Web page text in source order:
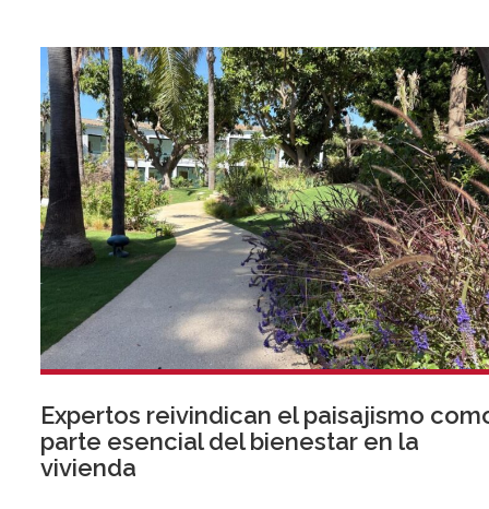
Expertos reivindican el paisajismo
parte esencial del bienestar en la
vivienda